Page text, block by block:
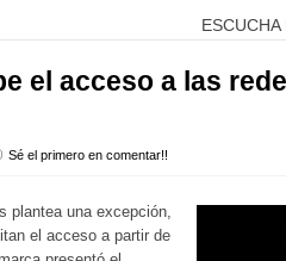
el acceso a las
Sé el primero en comentar!!
plantea una excepción,
el acceso a partir de